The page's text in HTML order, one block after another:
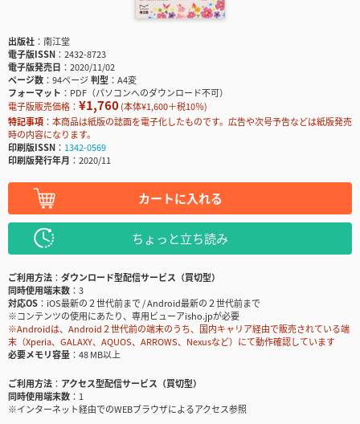
出版社
南江堂
電子版ISSN
2432-8723
電子版発売日
2020/11/02
ページ数
94ページ判型
A4変
フォーマット
PDF（パソコンへのダウンロード不可）
電子版販売価格： ¥1,760(本体¥1,600＋税10％)
特記事項
本商品は紙版の誌面を電子化したものです。広告や次号予告などは紙版発売
時の内容になります。
印刷版ISSN
1342-0569
印刷版発行年月
2020/11
カートに入れる
ちょっと立ち読み
ご利用方法
ダウンロード型配信サービス（買切型）
同時使用端末数
3
対応OS
iOS最新の２世代前まで / Android最新の２世代前まで
※コンテンツの使用にあたり、専用ビューアisho.jpが必要
※Androidは、Android２世代前の端末のうち、国内キャリア経由で販売されている端
末（Xperia、GALAXY、AQUOS、ARROWS、Nexusなど）にて動作確認しています
必要メモリ容量
48 MB以上
ご利用方法
アクセス型配信サービス（買切型）
同時使用端末数
1
※インターネット経由でのWEBブラウザによるアクセス参照